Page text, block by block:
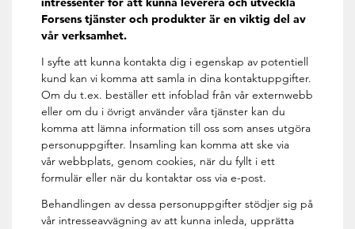
Forsens tjänster och produkter är en viktig del av
vår verksamhet.
I syfte att kunna kontakta dig i egenskap av potentiell
kund kan vi komma att samla in dina kontaktuppgifter.
Om du t.ex. beställer ett infoblad från vår externwebb
eller om du i övrigt använder våra tjänster kan du
komma att lämna information till oss som anses utgöra
personuppgifter. Insamling kan komma att ske via
vår webbplats, genom cookies, när du fyllt i ett
formulär eller när du kontaktar oss via e-post.
Behandlingen av dessa personuppgifter stödjer sig på
vår intresseavvägning av att kunna inleda, upprätta